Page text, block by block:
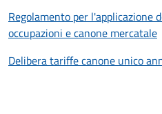
Regolamento per l'applicazione
occupazioni e canone mercatale
Delibera tariffe canone unico